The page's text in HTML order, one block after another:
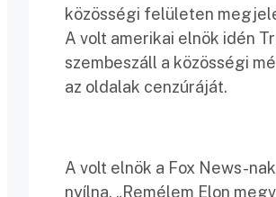
közösségi felületen
A volt amerikai elnök idén
szembeszáll a közösségi
az oldalak cenzúráját.
A volt elnök a Fox News-
nyílna. „Remélem Elon